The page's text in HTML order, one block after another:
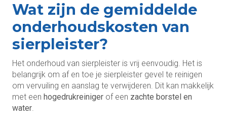
Wat zijn de gemiddelde
onderhoudskosten van
sierpleister?
Het onderhoud van sierpleister is vrij eenvoudig. Het is
belangrijk om af en toe je sierpleister gevel te reinigen
om vervuiling en aanslag te verwijderen. Dit kan makkelijk
met een hogedrukreiniger of een zachte borstel en
water.